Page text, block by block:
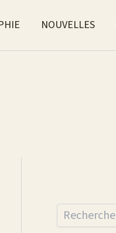
NOUVELLES
Rechercher